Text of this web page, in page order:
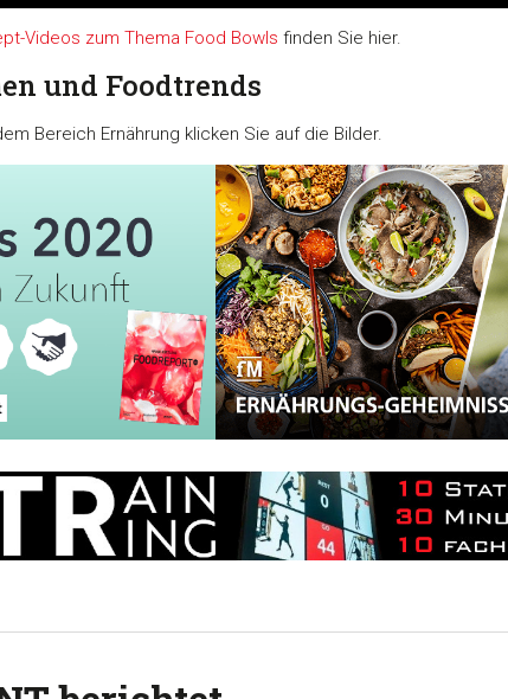
Videos zum Thema Food Bowls finden Sie hier.
und Foodtrends
Bereich Ernährung klicken Sie auf die Bilder.